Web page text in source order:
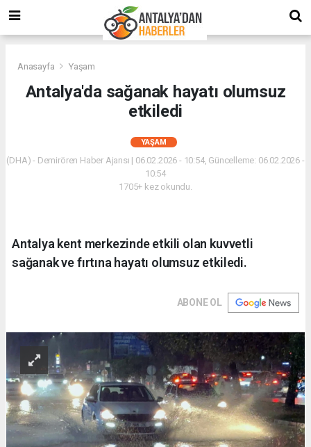
Anasayfa Yaşam
Antalya'da sağanak hayatı olumsuz
etkiledi
YAŞAM
(DHA) - Demirören Haber Ajansı | 06.02.2026 - 10:54, Güncelleme: 06.02.2026 -
10:54
1705+ kez okundu.
Antalya kent merkezinde etkili olan kuvvetli
sağanak ve fırtına hayatı olumsuz etkiledi.
ABONE OL